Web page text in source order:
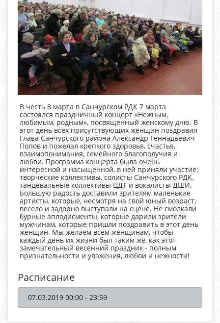
В честь 8 марта в Санчурском РДК 7 марта
состоялся праздничный концерт «Нежным,
любимым, родным», посвященный женскому дню. В
этот день всех присутствующих женщин поздравил
Глава Санчурского района Александр Геннадьевич
Попов и пожелал крепкого здоровья, счастья,
взаимопонимания, семейного благополучия и
любви. Программа концерта была очень
интересной и насыщенной, в ней приняли участие:
творческие коллективы, солисты Санчурского РДК,
танцевальные коллективы ЦДТ и вокалисты ДШИ.
Большую радость доставили зрителям маленькие
артисты, которые, несмотря на свой юный возраст,
весело и задорно выступали на сцене. Не смолкали
бурные аплодисменты, которые дарили зрители
мужчинам, которые пришли поздравить в этот день
женщин. Мы желаем всем женщинам, чтобы
каждый день их жизни был таким же, как этот
замечательный весенний праздник - полным
признательности и уважения, любви и нежности!
Расписание
07.03.2019 00:00 - 23:59